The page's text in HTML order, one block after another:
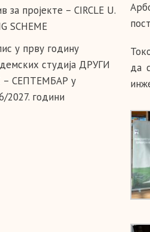
за пројекте – CIRCLE U.
SCHEME
у прву годину
студија ДРУГИ
СЕПТЕМБАР у
2027. години
да